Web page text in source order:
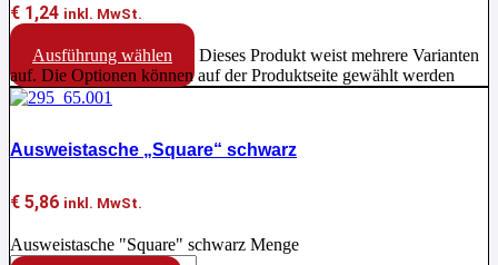
€ 1,24 inkl. MwSt.
Ausführung wählen
Dieses Produkt weist mehrere Varianten
auf. Die Optionen können auf der Produktseite gewählt werden
Ausweistasche „Square“ schwarz
€ 5,86 inkl. MwSt.
Ausweistasche "Square" schwarz Menge